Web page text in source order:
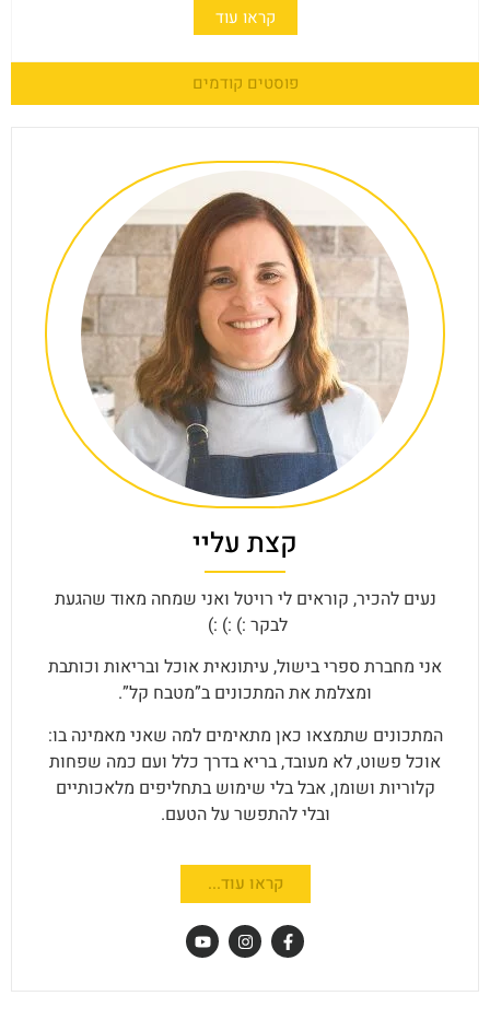
קראו עוד
פוסטים קודמים
קצת עליי
נעים להכיר, קוראים לי רויטל ואני שמחה מאוד שהגעת
לבקר :) :) :)
אני מחברת ספרי בישול, עיתונאית אוכל ובריאות וכותבת
ומצלמת את המתכונים ב”מטבח קל”.
המתכונים שתמצאו כאן מתאימים למה שאני מאמינה בו:
אוכל פשוט, לא מעובד, בריא בדרך כלל ועם כמה שפחות
קלוריות ושומן, אבל בלי שימוש בתחליפים מלאכותיים
ובלי להתפשר על הטעם.
קראו עוד...